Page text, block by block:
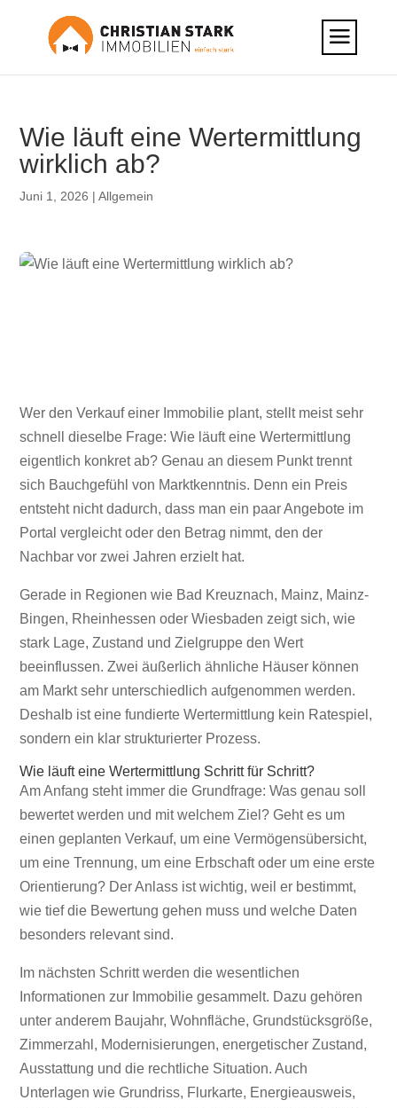
Wie läuft eine Wertermittlung
wirklich ab?
Juni 1, 2026 |Allgemein
Wie läuft eine Wertermittlung wirklich
ab?
Wer den Verkauf einer Immobilie plant, stellt meist sehr
schnell dieselbe Frage: Wie läuft eine Wertermittlung
eigentlich konkret ab? Genau an diesem Punkt trennt
sich Bauchgefühl von Marktkenntnis. Denn ein Preis
entsteht nicht dadurch, dass man ein paar Angebote im
Portal vergleicht oder den Betrag nimmt, den der
Nachbar vor zwei Jahren erzielt hat.
Gerade in Regionen wie Bad Kreuznach, Mainz, Mainz-
Bingen, Rheinhessen oder Wiesbaden zeigt sich, wie
stark Lage, Zustand und Zielgruppe den Wert
beeinflussen. Zwei äußerlich ähnliche Häuser können
am Markt sehr unterschiedlich aufgenommen werden.
Deshalb ist eine fundierte Wertermittlung kein Ratespiel,
sondern ein klar strukturierter Prozess.
Wie läuft eine Wertermittlung Schritt für Schritt?
Am Anfang steht immer die Grundfrage: Was genau soll
bewertet werden und mit welchem Ziel? Geht es um
einen geplanten Verkauf, um eine Vermögensübersicht,
um eine Trennung, um eine Erbschaft oder um eine erste
Orientierung? Der Anlass ist wichtig, weil er bestimmt,
wie tief die Bewertung gehen muss und welche Daten
besonders relevant sind.
Im nächsten Schritt werden die wesentlichen
Informationen zur Immobilie gesammelt. Dazu gehören
unter anderem Baujahr, Wohnfläche, Grundstücksgröße,
Zimmerzahl, Modernisierungen, energetischer Zustand,
Ausstattung und die rechtliche Situation. Auch
Unterlagen wie Grundriss, Flurkarte, Energieausweis,